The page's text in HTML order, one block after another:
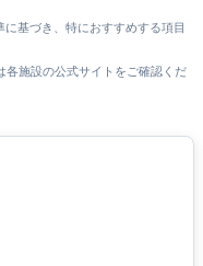
基づき、特におすすめする項目
施設の公式サイトをご確認くだ